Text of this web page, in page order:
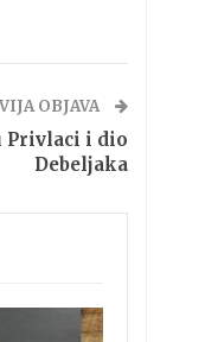
OBJAVA
Privlaci i dio
Debeljaka